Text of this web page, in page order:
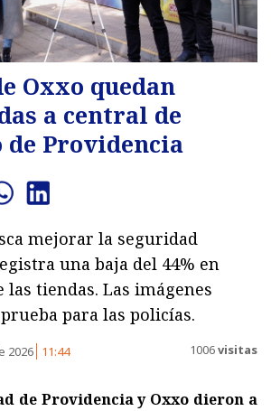
Oxxo quedan
a central de
Providencia
mejorar la seguridad
una baja del 44% en
las tiendas. Las imágenes
para las policías.
2026 11:44 1006visitas
de Providencia y Oxxo dieron a